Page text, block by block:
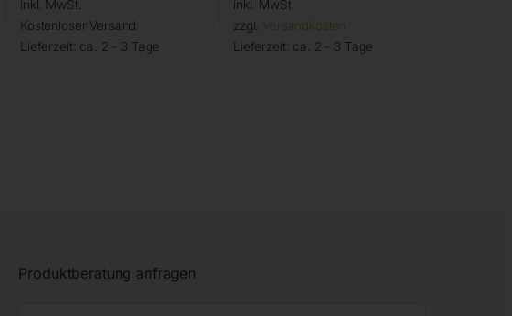
inkl. MwSt.
Kostenloser Versand
Lieferzeit: ca. 2 - 3 Tage
inkl. MwSt.
zzgl. Versandkosten
Lieferzeit: ca. 2 - 3 Tage
Produktberatung anfragen